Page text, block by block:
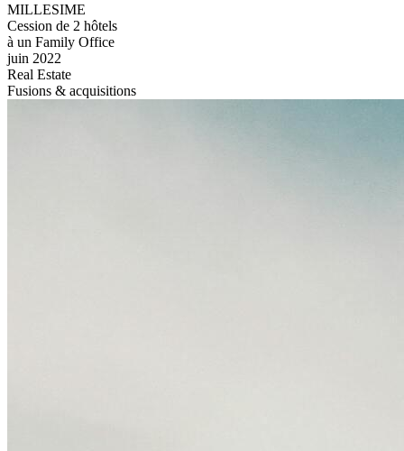
MILLESIME
Cession de 2 hôtels
à un Family Office
juin 2022
Real Estate
Fusions & acquisitions